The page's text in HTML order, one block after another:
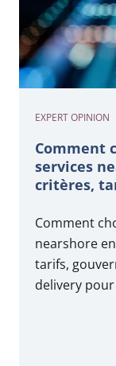
EXPERT OPINION
Comment
services
critères,
Comment
nearshore
tarifs,
delivery pour